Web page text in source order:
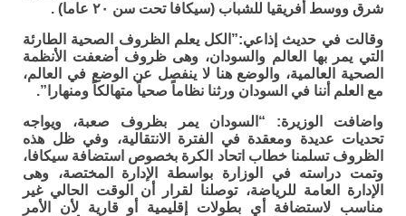
شرق ووسط أفريقيا للشباب (سيكافا تحت سن ٢٠ عاما) .
وقالت في حديث إذاعي:”الكل يعلم الظروف الصحية الطارئة
التي يمر بها العالم والسودان، وهى ظروف أضعفت الأنظمة
الصحية العالمية، والوضع هنا لا ينفصل عن الوضع في العالم،
مع العلم أننا في السودان ورثنا نظاماً صحياً متهالكاً ومنهارا”.
واضافت الوزيرة: “السودان يمر بظروف صعبة، ويواجه
تحديات عديدة ومعقدة في الفترة الانتقالية، وفي ظل هذه
الظروف تسلمنا خطاب اتحاد الكرة بخصوص استضافة سيكافا،
وتمت دراسته في الوزارة بواسطة الإدارة المختصة، وهى
الإدارة العامة للرياضة، توصلنا لقرار أن الوقت الحالي غير
مناسب لاستضافة أي بطولات إقليمية أو قارية لأن الأمر